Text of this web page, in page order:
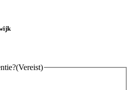
(Vereist)